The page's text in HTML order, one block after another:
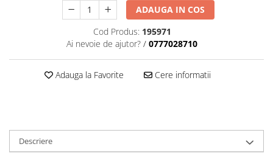
ADAUGA IN COS
Cod Produs: 195971
Ai nevoie de ajutor? / 0777028710
Adauga la Favorite Cere informatii
Descriere